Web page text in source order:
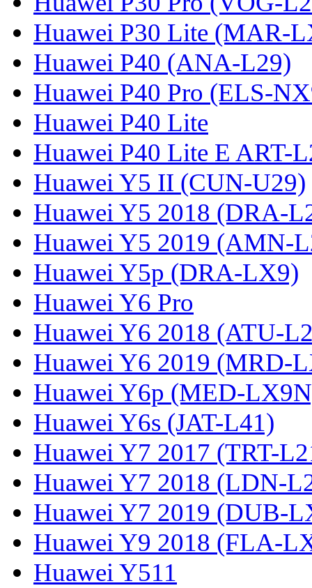
Huawei P30 Lite (MAR-
Huawei P40 (ANA-L29)
Huawei P40 Pro (ELS-
Huawei P40 Lite
Huawei P40 Lite E ART-
Huawei Y5 II (CUN-U29)
Huawei Y5 2018 (DRA-
Huawei Y5 2019 (AMN-
Huawei Y5p (DRA-LX9)
Huawei Y6 Pro
Huawei Y6 2018 (ATU-
Huawei Y6 2019 (MRD-
Huawei Y6p (MED-
Huawei Y6s (JAT-L41)
Huawei Y7 2017 (TRT-
Huawei Y7 2018 (LDN-
Huawei Y7 2019 (DUB-
Huawei Y9 2018 (FLA-
Huawei Y511